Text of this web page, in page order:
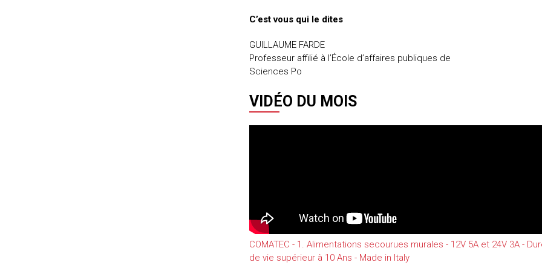
C’est vous qui le dites
GUILLAUME FARDE
Professeur affilié à l’École d’affaires publiques de
Sciences Po
VIDÉO DU MOIS
COMATEC - 1. Alimentations secourues murales - 12V 5A et 24V 3A -
de vie supérieur à 10 Ans - Made in Italy